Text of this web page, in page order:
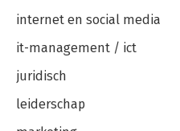
internet en social media
it-management / ict
juridisch
leiderschap